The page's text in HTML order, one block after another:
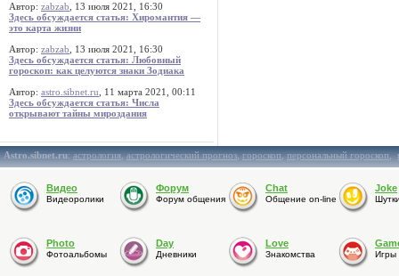
Автор: zabzab , 13 июля 2021, 16:30
Здесь обсуждается статья: Хиромантия —
это карта жизни
Автор: zabzab , 13 июля 2021, 16:30
Здесь обсуждается статья: Любовный
гороскоп: как целуются знаки Зодиака
Автор: astro.sibnet.ru , 11 марта 2021, 00:11
Здесь обсуждается статья: Числа
открывают тайны мироздания
Astro.sibnet.ru:астрология,астрологический прогноз,гороскоп,персональный гороскоп,
Видео
Видеоролики
Форум
Форум общения
Chat
Общение on-line
Joke
Photo
Фотоальбомы
Day
Дневники
Love
Знакомства Игры